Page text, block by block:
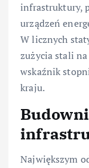
infrastruktury,
urządzeń
W licznych
zużycia stali
wskaźnik
kraju.
Największym